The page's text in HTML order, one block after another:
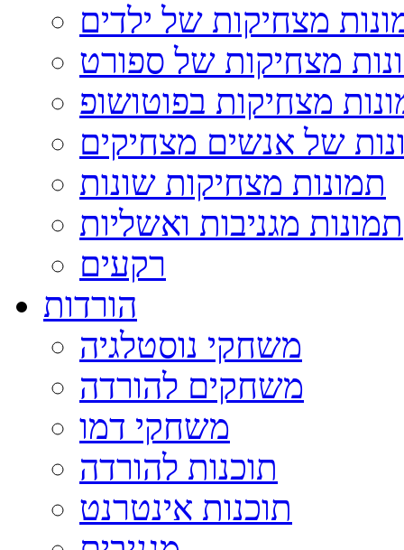
מצחיקות של ילדים
מצחיקות של ספורט
מצחיקות בפוטושופ
של אנשים מצחיקים
תמונות מצחיקות שונות
תמונות מגניבות ואשליות
רקעים
הורדות
משחקי נוסטלגיה
משחקים להורדה
משחקי דמו
תוכנות להורדה
תוכנות אינטרנט